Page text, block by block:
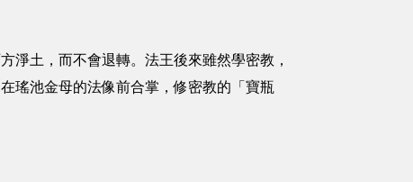
淨土，而不會退轉。法王後來雖然學密教，
瑤池金母的法像前合掌，修密教的「寶瓶